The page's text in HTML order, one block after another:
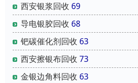
西安银浆回收 69
导电银胶回收 68
钯碳催化剂回收 63
西安擦银布回收 73
金银边角料回收 63